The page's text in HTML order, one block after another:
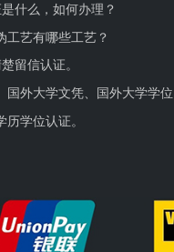
什么，如何办理？
工艺有哪些工艺？
留信认证。
国外大学文凭、国外大学学位
学位认证。